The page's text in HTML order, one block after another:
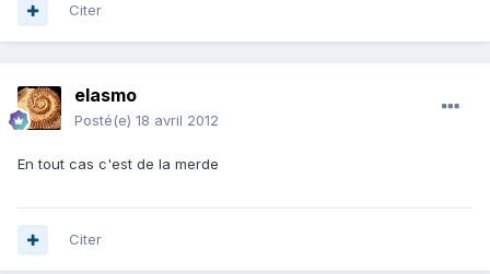
Citer
elasmo
Posté(e) 18 avril 2012
En tout cas c'est de la merde
Citer